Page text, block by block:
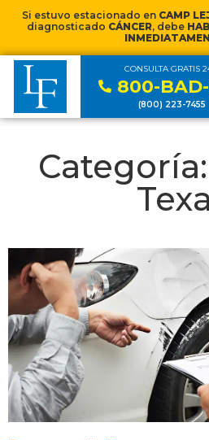
Si estuvo estacionado en CAMP
diagnosticado CÁNCER, debe
CONSULTA GRATIS
800-
(800) 223-7455